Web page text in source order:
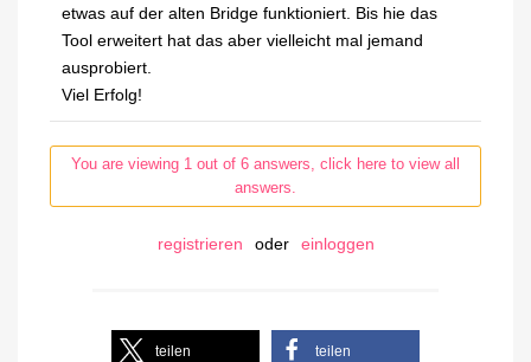
etwas auf der alten Bridge funktioniert. Bis hie das
Tool erweitert hat das aber vielleicht mal jemand
ausprobiert.
Viel Erfolg!
You are viewing 1 out of 6 answers, click here to view all
answers.
registrieren oder einloggen
teilen teilen